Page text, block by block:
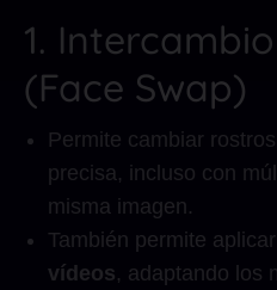
1.
(Face Swap)
Permite cambiar
precisa, incluso con
misma imagen.
También permite
vídeos, adaptando los